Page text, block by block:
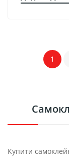
1
Купити